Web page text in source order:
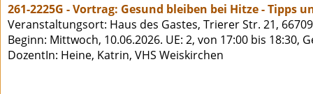
261-2225G - Vortrag: Gesund bleiben bei Hitze - Tipps
Veranstaltungsort: Haus des Gastes, Trierer Str. 21,
Beginn: Mittwoch, 10.06.2026. UE: 2, von 17:00 bis 18:30,
DozentIn: Heine, Katrin, VHS Weiskirchen